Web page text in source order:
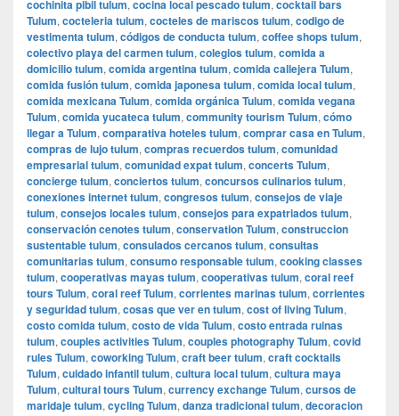
cochinita pibil tulum, cocina local pescado tulum, cocktail bars
Tulum, cocteleria tulum, cocteles de mariscos tulum, codigo de
vestimenta tulum, códigos de conducta tulum, coffee shops tulum,
colectivo playa del carmen tulum, colegios tulum, comida a
domicilio tulum, comida argentina tulum, comida callejera Tulum,
comida fusión tulum, comida japonesa tulum, comida local tulum,
comida mexicana Tulum, comida orgánica Tulum, comida vegana
Tulum, comida yucateca tulum, community tourism Tulum, cómo
llegar a Tulum, comparativa hoteles tulum, comprar casa en Tulum,
compras de lujo tulum, compras recuerdos tulum, comunidad
empresarial tulum, comunidad expat tulum, concerts Tulum,
concierge tulum, conciertos tulum, concursos culinarios tulum,
conexiones internet tulum, congresos tulum, consejos de viaje
tulum, consejos locales tulum, consejos para expatriados tulum,
conservación cenotes tulum, conservation Tulum, construccion
sustentable tulum, consulados cercanos tulum, consultas
comunitarias tulum, consumo responsable tulum, cooking classes
tulum, cooperativas mayas tulum, cooperativas tulum, coral reef
tours Tulum, coral reef Tulum, corrientes marinas tulum, corrientes
y seguridad tulum, cosas que ver en tulum, cost of living Tulum,
costo comida tulum, costo de vida Tulum, costo entrada ruinas
tulum, couples activities Tulum, couples photography Tulum, covid
rules Tulum, coworking Tulum, craft beer tulum, craft cocktails
Tulum, cuidado infantil tulum, cultura local tulum, cultura maya
Tulum, cultural tours Tulum, currency exchange Tulum, cursos de
maridaje tulum, cycling Tulum, danza tradicional tulum, decoracion